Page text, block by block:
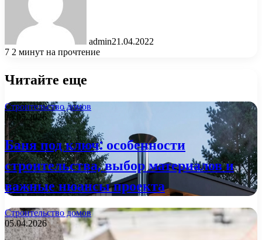
admin21.04.2022
7 2 минут на прочтение
Читайте еще
Строительство домов
13.05.2026
Баня под ключ: особенности
строительства, выбор материалов и
важные нюансы проекта
Строительство домов
05.04.2026